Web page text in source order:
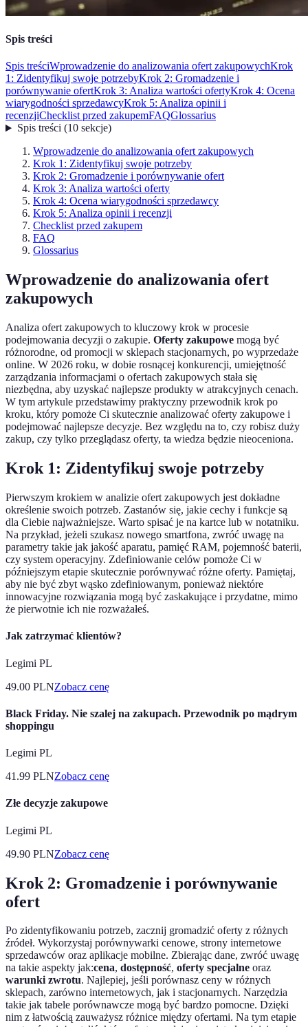
Spis treści
Spis treściWprowadzenie do analizowania ofert zakupowychKrok
1: Zidentyfikuj swoje potrzebyKrok 2: Gromadzenie i
porównywanie ofertKrok 3: Analiza wartości ofertyKrok 4: Ocena
wiarygodności sprzedawcyKrok 5: Analiza opinii i
recenzjiChecklist przed zakupemFAQGlossarius
Spis treści(10 sekcje)
Wprowadzenie do analizowania ofert zakupowych
Krok 1: Zidentyfikuj swoje potrzeby
Krok 2: Gromadzenie i porównywanie ofert
Krok 3: Analiza wartości oferty
Krok 4: Ocena wiarygodności sprzedawcy
Krok 5: Analiza opinii i recenzji
Checklist przed zakupem
FAQ
Glossarius
Wprowadzenie do analizowania ofert
zakupowych
Analiza ofert zakupowych to kluczowy krok w procesie
podejmowania decyzji o zakupie. Oferty zakupowe mogą być
różnorodne, od promocji w sklepach stacjonarnych, po wyprzedaże
online. W 2026 roku, w dobie rosnącej konkurencji, umiejętność
zarządzania informacjami o ofertach zakupowych stała się
niezbędna, aby uzyskać najlepsze produkty w atrakcyjnych cenach.
W tym artykule przedstawimy praktyczny przewodnik krok po
kroku, który pomoże Ci skutecznie analizować oferty zakupowe i
podejmować najlepsze decyzje. Bez względu na to, czy robisz duży
zakup, czy tylko przeglądasz oferty, ta wiedza będzie nieoceniona.
Krok 1: Zidentyfikuj swoje potrzeby
Pierwszym krokiem w analizie ofert zakupowych jest dokładne
określenie swoich potrzeb. Zastanów się, jakie cechy i funkcje są
dla Ciebie najważniejsze. Warto spisać je na kartce lub w notatniku.
Na przykład, jeżeli szukasz nowego smartfona, zwróć uwagę na
parametry takie jak jakość aparatu, pamięć RAM, pojemność baterii,
czy system operacyjny. Zdefiniowanie celów pomoże Ci w
późniejszym etapie skutecznie porównywać różne oferty. Pamiętaj,
aby nie być zbyt wąsko zdefiniowanym, ponieważ niektóre
innowacyjne rozwiązania mogą być zaskakujące i przydatne, mimo
że pierwotnie ich nie rozważałeś.
Jak zatrzymać klientów?
Legimi PL
49.00 PLNZobacz cenę
Black Friday. Nie szalej na zakupach. Przewodnik po mądrym
shoppingu
Legimi PL
41.99 PLNZobacz cenę
Złe decyzje zakupowe
Legimi PL
49.90 PLNZobacz cenę
Krok 2: Gromadzenie i porównywanie
ofert
Po zidentyfikowaniu potrzeb, zacznij gromadzić oferty z różnych
źródeł. Wykorzystaj porównywarki cenowe, strony internetowe
sprzedawców oraz aplikacje mobilne. Zbierając dane, zwróć uwagę
na takie aspekty jak:cena, dostępność, oferty specjalne oraz
warunki zwrotu. Najlepiej, jeśli porównasz ceny w różnych
sklepach, zarówno internetowych, jak i stacjonarnych. Narzędzia
takie jak tabele porównawcze mogą być bardzo pomocne. Dzięki
nim z łatwością zauważysz różnice między ofertami. Na tym etapie